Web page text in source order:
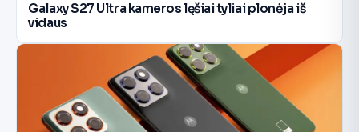
Galaxy S27 Ultra kameros lęšiai tyliai plonėja iš
vidaus